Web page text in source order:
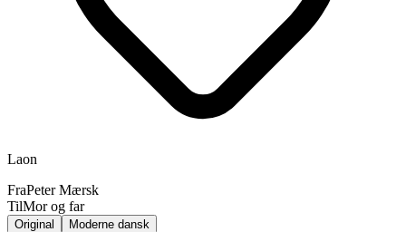
Laon
FraPeter Mærsk
TilMor og far
Original Moderne dansk